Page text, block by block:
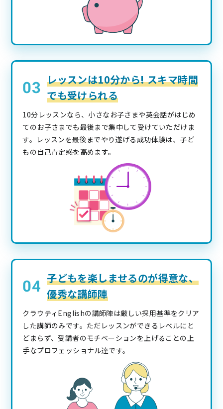
レッスンは10分から! スキマ時間
でも受けられる
10分レッスンなら、小さなお子さまや英会話がはじめ
てのお子さまでも最後まで集中して受けていただけま
す。レッスンを最後までやり遂げる成功体験は、子ど
もの自己肯定感を高めます。
子どもを楽しませるのが得意な、
優秀な講師陣
クラウティEnglishの講師陣は厳しい採用基準をクリア
した講師のみです。ただレッスンができるレベルにと
どまらず、受講者のモチベーションを上げることの上
手なプロフェッショナル達です。